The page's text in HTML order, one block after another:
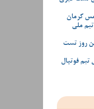
مس کرمان
ملی
روز تست
تیم فوتبال